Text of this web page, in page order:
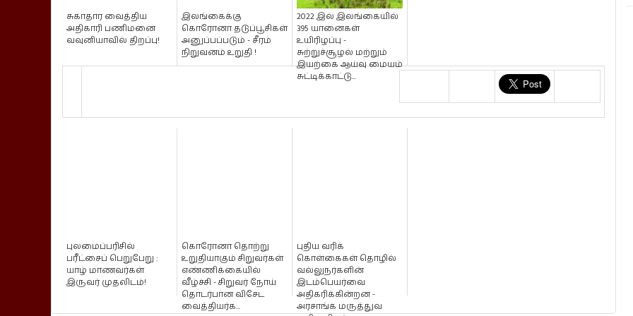
சுகாதார வைத்திய
அதிகாரி பணிமனை
வவுனியாவில் திறப்பு!
இலங்கைக்கு
கொரோனா தடுப்பூசிகள்
அனுப்பப்படும் - சீரம்
நிறுவனம் உறுதி !
2022 இல் இலங்கையில்
395 யானைகள்
உயிரிழப்பு -
சுற்றுச்சூழல் மற்றும்
இயற்கை ஆய்வு மையம்
சுட்டிக்காட்டு...
புலமைப்பரிசில்
பரீட்சைப் பெறுபேறு :
யாழ் மாணவர்கள்
இருவர் முதலிடம்!
கொரோனா தொற்று
உறுதியாகும் சிறுவர்கள்
எண்ணிக்கையில்
வீழ்ச்சி - சிறுவர் நோய்
தொடர்பான விசேட
வைத்தியர்க...
புதிய வரிக்
கொள்கைகள் தொழில்
வல்லுநர்களின்
இடம்பெயர்வை
அதிகரிக்கின்றன -
அரசாங்க மருத்துவ